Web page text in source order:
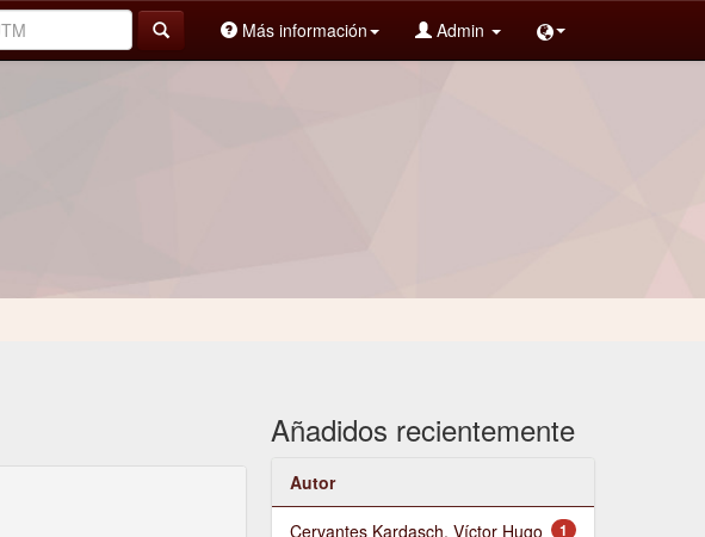
Más información Admin
Añadidos recientemente
Autor
1
Cervantes Kardasch, Víctor Hugo